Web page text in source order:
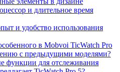
и длительное время
и удобство использования
в Mobvoi TicWatch Pro
с предыдущими моделями?
функции для отслеживания